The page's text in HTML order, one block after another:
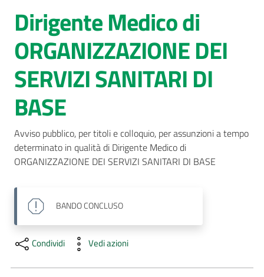
Servizi
Luoghi di
cura
AUSL
Comunica
Salta al contenuto
Dirigente Medico di
ORGANIZZAZIONE DEI
SERVIZI SANITARI DI
BASE
Avviso pubblico, per titoli e colloquio, per assunzioni a tempo
determinato in qualità di Dirigente Medico di
ORGANIZZAZIONE DEI SERVIZI SANITARI DI BASE
BANDOCONCLUSO
Condividi Vedi azioni